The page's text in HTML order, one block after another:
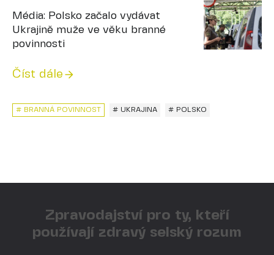
Média: Polsko začalo vydávat
Ukrajině muže ve věku branné
povinnosti
Číst dále
# BRANNÁ POVINNOST # UKRAJINA # POLSKO
Zpravodajství pro ty, kteří
používají zdravý selský rozum